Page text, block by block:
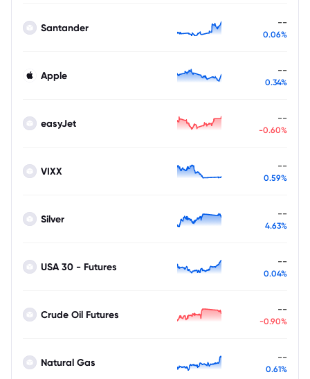
Santander --
0.06%
Apple --
0.34%
easyJet --
-0.60%
VIXX --
0.59%
Silver --
4.63%
USA 30 - Futures --
0.04%
Crude Oil Futures --
-0.90%
Natural Gas --
0.61%